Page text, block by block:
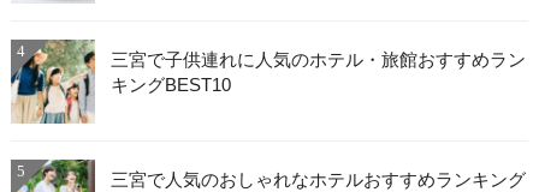
4
三宮で子供連れに人気のホテル・旅館おすすめラン
キングBEST10
5
三宮で人気のおしゃれなホテルおすすめランキング